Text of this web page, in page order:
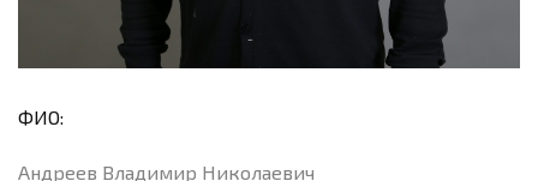
ФИО:
Андреев Владимир Николаевич